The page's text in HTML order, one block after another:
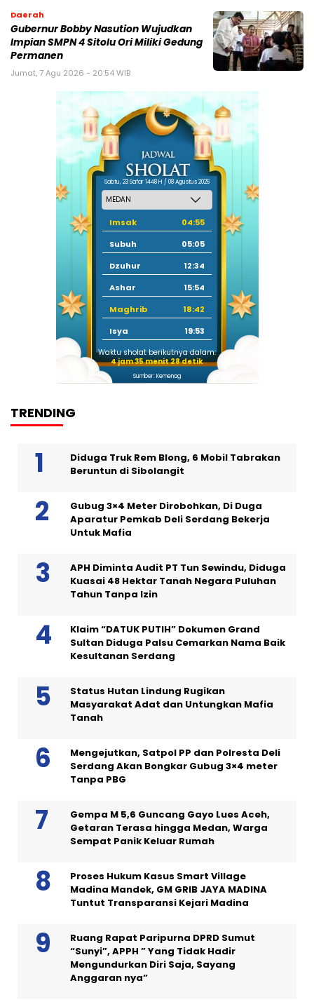
Daerah
Gubernur Bobby Nasution Wujudkan
Impian SMPN 4 Sitolu Ori Miliki Gedung
Permanen
Jumat, 7 Agu 2026 - 20:54 WIB
Sabtu, 23 Safar 1448 H / 08 Agustus 2026
Imsak
04:55
Subuh
05:05
Dzuhur
12:34
Ashar
15:54
Maghrib
18:42
Isya
19:53
Waktu sholat berikutnya dalam:
4 jam 35 menit 28 detik
Sumber: Kemenag
TRENDING
Diduga Truk Rem Blong, 6 Mobil Tabrakan
Beruntun di Sibolangit
Gubug 3×4 Meter Dirobohkan, Di Duga
Aparatur Pemkab Deli Serdang Bekerja
Untuk Mafia
APH Diminta Audit PT Tun Sewindu, Diduga
Kuasai 48 Hektar Tanah Negara Puluhan
Tahun Tanpa Izin
Klaim “DATUK PUTIH” Dokumen Grand
Sultan Diduga Palsu Cemarkan Nama Baik
Kesultanan Serdang
Status Hutan Lindung Rugikan
Masyarakat Adat dan Untungkan Mafia
Tanah
Mengejutkan, Satpol PP dan Polresta Deli
Serdang Akan Bongkar Gubug 3×4 meter
Tanpa PBG
Gempa M 5,6 Guncang Gayo Lues Aceh,
Getaran Terasa hingga Medan, Warga
Sempat Panik Keluar Rumah
Proses Hukum Kasus Smart Village
Madina Mandek, GM GRIB JAYA MADINA
Tuntut Transparansi Kejari Madina
Ruang Rapat Paripurna DPRD Sumut
“Sunyi”, APPH ” Yang Tidak Hadir
Mengundurkan Diri Saja, Sayang
Anggaran nya”